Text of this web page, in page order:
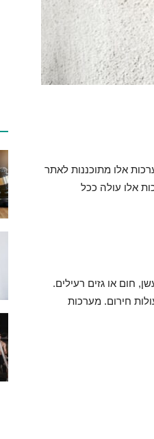
אלו מתוכננות לאתר
אלו עולה ככל
חום או גזים רעילים.
חירום. מערכות